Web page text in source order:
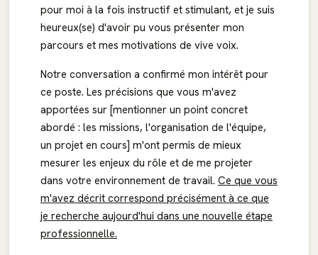
pour moi à la fois instructif et stimulant, et je suis
heureux(se) d'avoir pu vous présenter mon
parcours et mes motivations de vive voix.
Notre conversation a confirmé mon intérêt pour
ce poste. Les précisions que vous m'avez
apportées sur [mentionner un point concret
abordé : les missions, l'organisation de l'équipe,
un projet en cours] m'ont permis de mieux
mesurer les enjeux du rôle et de me projeter
dans votre environnement de travail. Ce que vous
m'avez décrit correspond précisément à ce que
je recherche aujourd'hui dans une nouvelle étape
professionnelle.